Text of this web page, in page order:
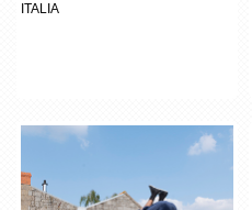
ITALIA